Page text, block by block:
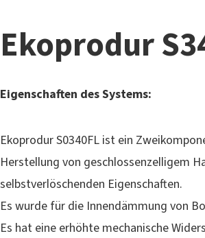
Ekoprodur
Eigenschaften des Systems:
Ekoprodur S0340FL ist ein
Herstellung von geschlossenzelligem
selbstverlöschenden Eigenschaften.
Es wurde für die Innendämmung von
Es hat eine erhöhte mechanische